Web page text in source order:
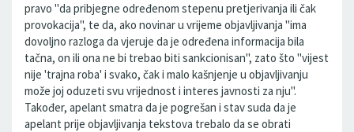
pravo "da pribjegne određenom stepenu pretjerivanja ili čak
provokacija", te da, ako novinar u vrijeme objavljivanja "ima
dovoljno razloga da vjeruje da je određena informacija bila
tačna, on ili ona ne bi trebao biti sankcionisan", zato što "vijest
nije 'trajna roba' i svako, čak i malo kašnjenje u objavljivanju
može joj oduzeti svu vrijednost i interes javnosti za nju".
Također, apelant smatra da je pogrešan i stav suda da je
apelant prije objavljivanja tekstova trebalo da se obrati